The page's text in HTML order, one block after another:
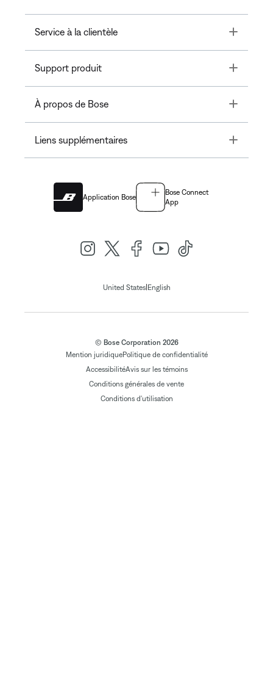
Service à la clientèle Toggle
Support produit Toggle
À propos de Bose Toggle
Liens supplémentaires Toggle
Application Bose
Bose Connect
App
United States| English
© Bose Corporation 2026
Mention juridiquePolitique de confidentialité
AccessibilitéAvis sur les témoins
Conditions générales de vente
Conditions d'utilisation